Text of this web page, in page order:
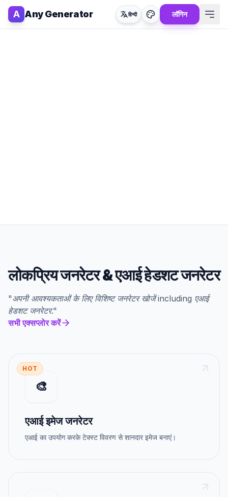
A Any Generator हिन्दी लॉगिन
लोकप्रिय जनरेटर&एआई हेडशट जनरेटर
"अपनी आवश्यकताओं के लिए विशिष्ट जनरेटर खोजेंincluding एआई
हेडशट जनरेटर."
सभी एक्सप्लोर करें
HOT
🎨
एआई इमेज जनरेटर
एआई का उपयोग करके टेक्स्ट विवरण से शानदार इमेज बनाएं।